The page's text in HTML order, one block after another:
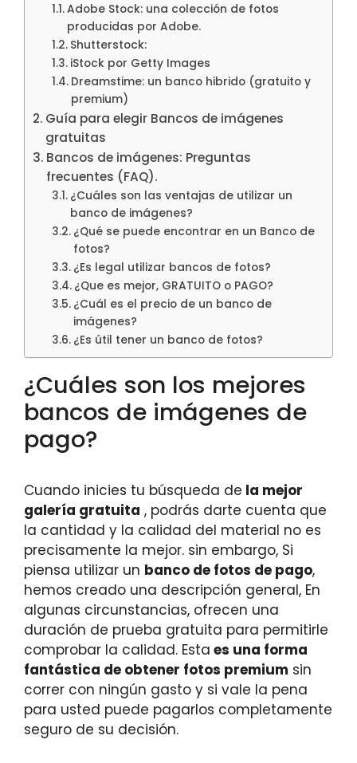
Adobe Stock: una colección de fotos
producidas por Adobe.
Shutterstock:
iStock por Getty Images
Dreamstime: un banco hibrido (gratuito y
premium)
Guía para elegir Bancos de imágenes
gratuitas
Bancos de imágenes: Preguntas
frecuentes (FAQ).
¿Cuáles son las ventajas de utilizar un
banco de imágenes?
¿Qué se puede encontrar en un Banco de
fotos?
¿Es legal utilizar bancos de fotos?
¿Que es mejor, GRATUITO o PAGO?
¿Cuál es el precio de un banco de
imágenes?
¿Es útil tener un banco de fotos?
¿Cuáles son los mejores
bancos de imágenes de
pago?
Cuando inicies tu búsqueda de la mejor
galería gratuita , podrás darte cuenta que
la cantidad y la calidad del material no es
precisamente la mejor. sin embargo, Si
piensa utilizar un banco de fotos de pago,
hemos creado una descripción general, En
algunas circunstancias, ofrecen una
duración de prueba gratuita para permitirle
comprobar la calidad. Esta es una forma
fantástica de obtener fotos premium sin
correr con ningún gasto y si vale la pena
para usted puede pagarlos completamente
seguro de su decisión.